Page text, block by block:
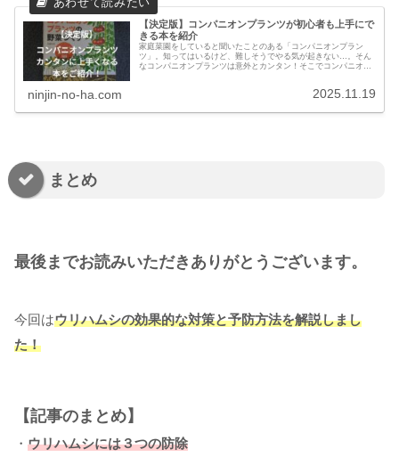
【決定版】コンパニオンプランツが初心者も上手にで
きる本を紹介
家庭菜園をしていると聞いたことのある「コンパニオンプラン
ツ」。知ってはいるけど、難しそうでやる気が起きない…。そん
なコンパニオンプランツは意外とカンタン！そこでコンパニオン
ninjin-no-ha.com 2025.11.19
まとめ
最後までお読みいただきありがとうございます。
今回はウリハムシの効果的な対策と予防方法を解説しまし
た！
【記事のまとめ】
・ ウリハムシには３つの防除